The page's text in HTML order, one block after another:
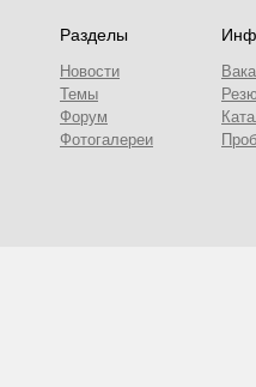
Разделы
Новости
Темы
Форум
Фотогалереи